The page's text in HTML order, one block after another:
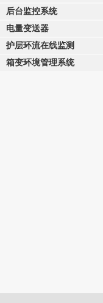
后台监控系统
电量变送器
护层环流在线监测
箱变环境管理系统